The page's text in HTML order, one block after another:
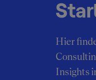
Hier
Insights